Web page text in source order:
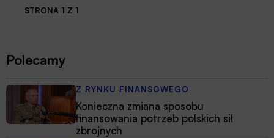
Leasing.
STRONA 1 Z 1
Polecamy
Z RYNKU FINANSOWEGO
Konieczna zmiana sposobu
finansowania potrzeb polskich sił
zbrojnych